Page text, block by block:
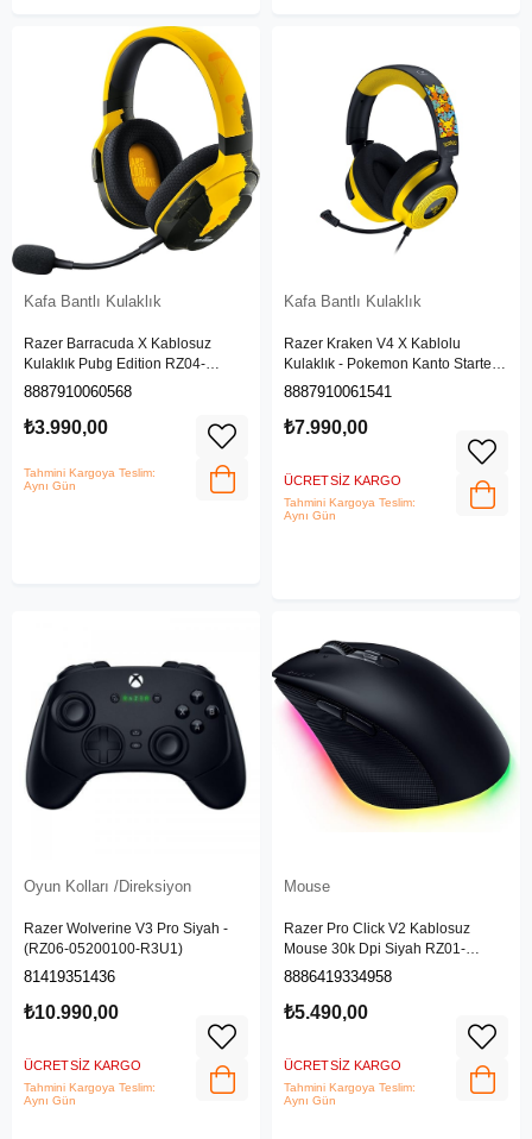
Kafa Bantlı Kulaklık
Razer Barracuda X Kablosuz
Kulaklık Pubg Edition RZ04-
04430500-R3M1
8887910060568
₺3.990,00
Tahmini Kargoya Teslim:
Aynı Gün
Kafa Bantlı Kulaklık
Razer Kraken V4 X Kablolu
Kulaklık - Pokemon Kanto Starters
Edition RZ04-05180300-R3M1
8887910061541
₺7.990,00
ÜCRETSIZ KARGO
Tahmini Kargoya Teslim:
Aynı Gün
Oyun Kolları /Direksiyon
Razer Wolverine V3 Pro Siyah -
(RZ06‑05200100‑R3U1)
81419351436
₺10.990,00
ÜCRETSIZ KARGO
Tahmini Kargoya Teslim:
Aynı Gün
Mouse
Razer Pro Click V2 Kablosuz
Mouse 30k Dpi Siyah RZ01-
03900100-R3M1
8886419334958
₺5.490,00
ÜCRETSIZ KARGO
Tahmini Kargoya Teslim:
Aynı Gün